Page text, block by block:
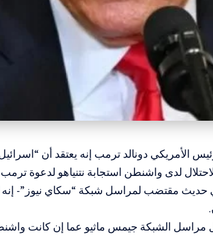
الأمريكي دونالد ترمب إنه يعتقد أن
لدى واشنطن استجابة نتنياهو لدعوة
مقتضب لمراسل شبكة “سكاي نيوز”- إنه
مراسل الشبكة جيمس ماثيو عما إن كانت